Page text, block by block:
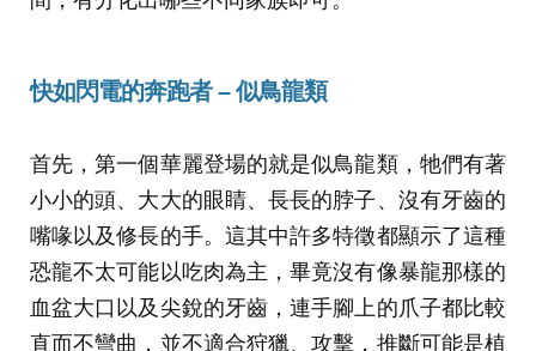
快如閃電的奔跑者 – 似鳥龍類
首先，第一個華麗登場的就是似鳥龍類，牠們有著
小小的頭、大大的眼睛、長長的脖子、沒有牙齒的
嘴喙以及修長的手。這其中許多特徵都顯示了這種
恐龍不太可能以吃肉為主，畢竟沒有像暴龍那樣的
血盆大口以及尖銳的牙齒，連手腳上的爪子都比較
直而不彎曲，並不適合狩獵、攻擊，推斷可能是植